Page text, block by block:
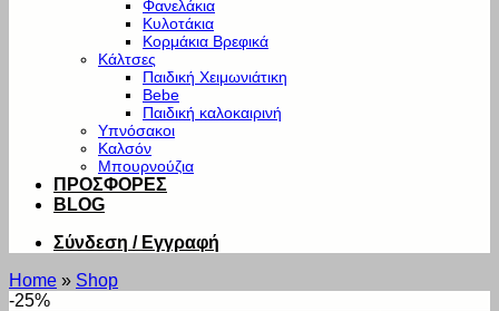
Φανελάκια
Κυλοτάκια
Κορμάκια Βρεφικά
Κάλτσες
Παιδική Χειμωνιάτικη
Bebe
Παιδική καλοκαιρινή
Υπνόσακοι
Καλσόν
Μπουρνούζια
ΠΡΟΣΦΟΡΕΣ
BLOG
Σύνδεση / Εγγραφή
Home » Shop
-25%